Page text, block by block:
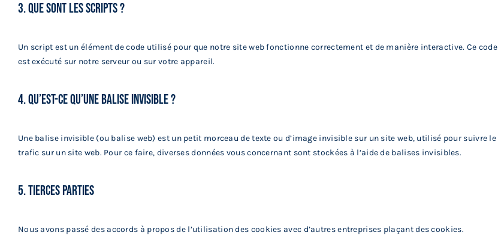
3. Que sont les scripts ?
Un script est un élément de code utilisé pour que notre site web fonctionne correctement et de manière interactive. Ce code
est exécuté sur notre serveur ou sur votre appareil.
4. Qu’est-ce qu’une balise invisible ?
Une balise invisible (ou balise web) est un petit morceau de texte ou d’image invisible sur un site web, utilisé pour suivre le
trafic sur un site web. Pour ce faire, diverses données vous concernant sont stockées à l’aide de balises invisibles.
5. Tierces parties
Nous avons passé des accords à propos de l’utilisation des cookies avec d’autres entreprises plaçant des cookies.